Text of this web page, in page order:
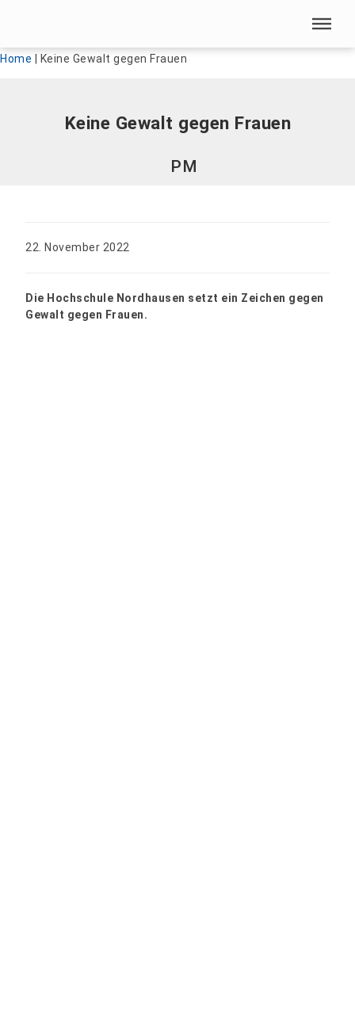
Menü überspringen
Home Keine Gewalt gegen Frauen
Keine Gewalt gegen Frauen
PM
22. November 2022
Die Hochschule Nordhausen setzt ein Zeichen gegen
Gewalt gegen Frauen.